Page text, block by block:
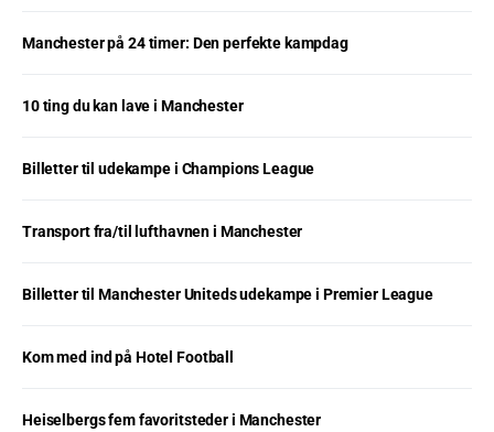
Manchester på 24 timer: Den perfekte kampdag
10 ting du kan lave i Manchester
Billetter til udekampe i Champions League
Transport fra/til lufthavnen i Manchester
Billetter til Manchester Uniteds udekampe i Premier League
Kom med ind på Hotel Football
Heiselbergs fem favoritsteder i Manchester